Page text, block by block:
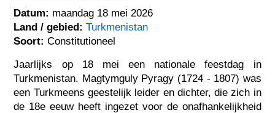
Datum: maandag 18 mei 2026
Land / gebied: Turkmenistan
Soort: Constitutioneel
Jaarlijks op 18 mei een nationale feestdag in
Turkmenistan. Magtymguly Pyragy (1724 - 1807) was
een Turkmeens geestelijk leider en dichter, die zich in
de 18e eeuw heeft ingezet voor de onafhankelijkheid